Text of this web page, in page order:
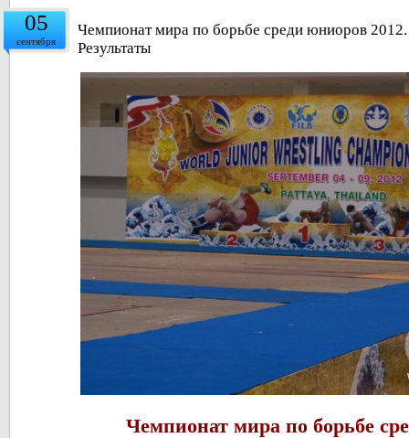
05
сентября
Чемпионат мира по борьбе среди юниоров 2012.
Результаты
Чемпионат мира по борьбе